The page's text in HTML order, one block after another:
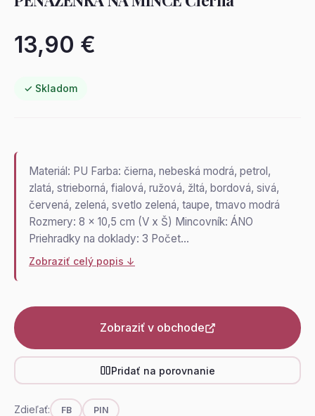
13,90 €
✓ Skladom
Materiál: PU Farba: čierna, nebeská modrá, petrol,
zlatá, strieborná, fialová, ružová, žltá, bordová, sivá,
červená, zelená, svetlo zelená, taupe, tmavo modrá
Rozmery: 8 x 10,5 cm (V x Š) Mincovník: ÁNO
Priehradky na doklady: 3 Počet…
Zobraziť celý popis ↓
Zobraziť v obchode
Pridať na porovnanie
Zdieľať: FB PIN